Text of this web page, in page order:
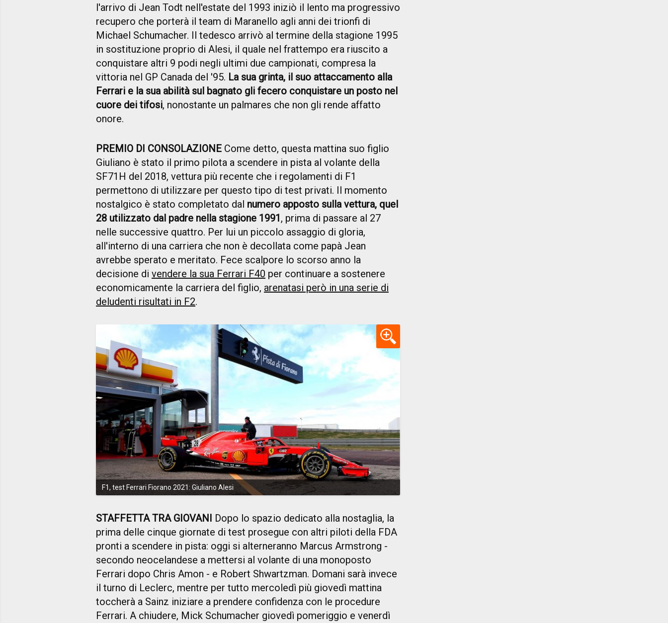
l'arrivo di Jean Todt nell'estate del 1993 iniziò il lento ma progressivo
recupero che porterà il team di Maranello agli anni dei trionfi di
Michael Schumacher. Il tedesco arrivò al termine della stagione 1995
in sostituzione proprio di Alesi, il quale nel frattempo era riuscito a
conquistare altri 9 podi negli ultimi due campionati, compresa la
vittoria nel GP Canada del '95. La sua grinta, il suo attaccamento alla
Ferrari e la sua abilità sul bagnato gli fecero conquistare un posto nel
cuore dei tifosi, nonostante un palmares che non gli rende affatto
onore.
PREMIO DI CONSOLAZIONE Come detto, questa mattina suo figlio
Giuliano è stato il primo pilota a scendere in pista al volante della
SF71H del 2018, vettura più recente che i regolamenti di F1
permettono di utilizzare per questo tipo di test privati. Il momento
nostalgico è stato completato dal numero apposto sulla vettura, quel
28 utilizzato dal padre nella stagione 1991, prima di passare al 27
nelle successive quattro. Per lui un piccolo assaggio di gloria,
all'interno di una carriera che non è decollata come papà Jean
avrebbe sperato e meritato. Fece scalpore lo scorso anno la
decisione di vendere la sua Ferrari F40 per continuare a sostenere
economicamente la carriera del figlio, arenatasi però in una serie di
deludenti risultati in F2.
F1, test Ferrari Fiorano 2021: Giuliano Alesi
STAFFETTA TRA GIOVANI Dopo lo spazio dedicato alla nostaglia, la
prima delle cinque giornate di test prosegue con altri piloti della FDA
pronti a scendere in pista: oggi si alterneranno Marcus Armstrong -
secondo neocelandese a mettersi al volante di una monoposto
Ferrari dopo Chris Amon - e Robert Shwartzman. Domani sarà invece
il turno di Leclerc, mentre per tutto mercoledì più giovedì mattina
toccherà a Sainz iniziare a prendere confidenza con le procedure
Ferrari. A chiudere, Mick Schumacher giovedì pomeriggio e venerdì